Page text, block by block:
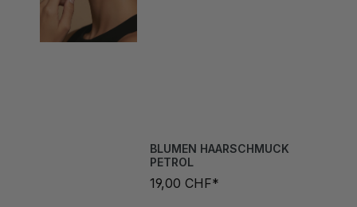
PETROL
19,00 CHF*